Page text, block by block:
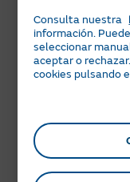
Consulta nuestra
información.
seleccionar
aceptar o
cookies pulsando